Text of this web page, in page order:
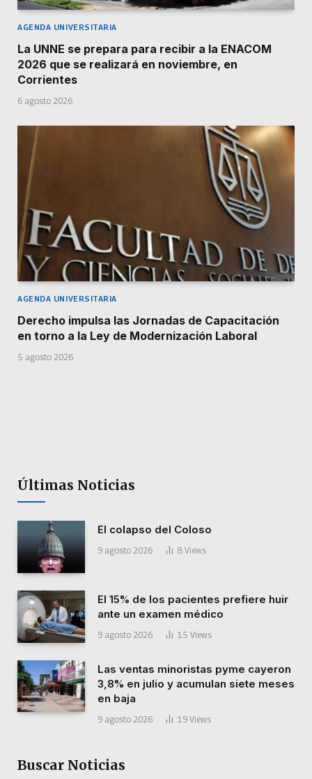
AGENDA UNIVERSITARIA
La UNNE se prepara para recibir a la ENACOM
2026 que se realizará en noviembre, en
Corrientes
6 agosto 2026
AGENDA UNIVERSITARIA
Derecho impulsa las Jornadas de Capacitación
en torno a la Ley de Modernización Laboral
5 agosto 2026
Últimas Noticias
El colapso del Coloso
9 agosto 2026 8 Views
El 15% de los pacientes prefiere huir
ante un examen médico
9 agosto 2026 15 Views
Las ventas minoristas pyme cayeron
3,8% en julio y acumulan siete meses
en baja
9 agosto 2026 19 Views
Buscar Noticias